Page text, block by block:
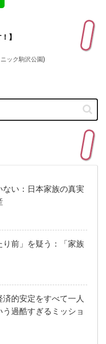
】
ない：日本家族の真実
り前」を疑う：「家族
的安定をすべて一人
過酷すぎるミッショ